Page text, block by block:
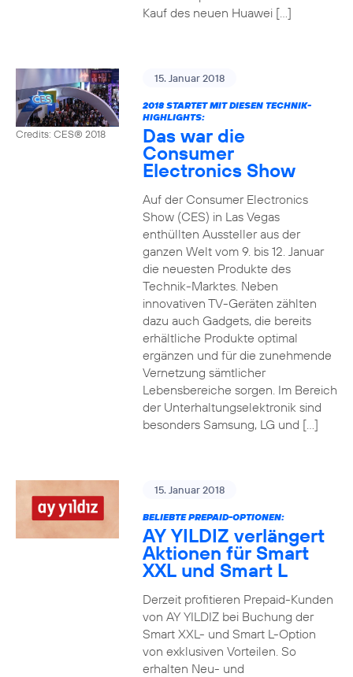
Kauf des neuen Huawei […]
Credits: CES® 2018
15. Januar 2018
2018 STARTET MIT DIESEN TECHNIK-
HIGHLIGHTS:
Das war die
Consumer
Electronics Show
Auf der Consumer Electronics
Show (CES) in Las Vegas
enthüllten Aussteller aus der
ganzen Welt vom 9. bis 12. Januar
die neuesten Produkte des
Technik-Marktes. Neben
innovativen TV-Geräten zählten
dazu auch Gadgets, die bereits
erhältliche Produkte optimal
ergänzen und für die zunehmende
Vernetzung sämtlicher
Lebensbereiche sorgen. Im Bereich
der Unterhaltungselektronik sind
besonders Samsung, LG und […]
15. Januar 2018
BELIEBTE PREPAID-OPTIONEN:
AY YILDIZ verlängert
Aktionen für Smart
XXL und Smart L
Derzeit profitieren Prepaid-Kunden
von AY YILDIZ bei Buchung der
Smart XXL- und Smart L-Option
von exklusiven Vorteilen. So
erhalten Neu- und